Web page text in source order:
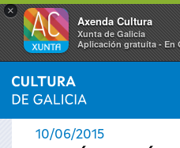
×
Axenda Cultura
Xunta de Galicia
Aplicación gratuíta - En
Vostede
INICIO › ACTUALIDADE
10/06/2015